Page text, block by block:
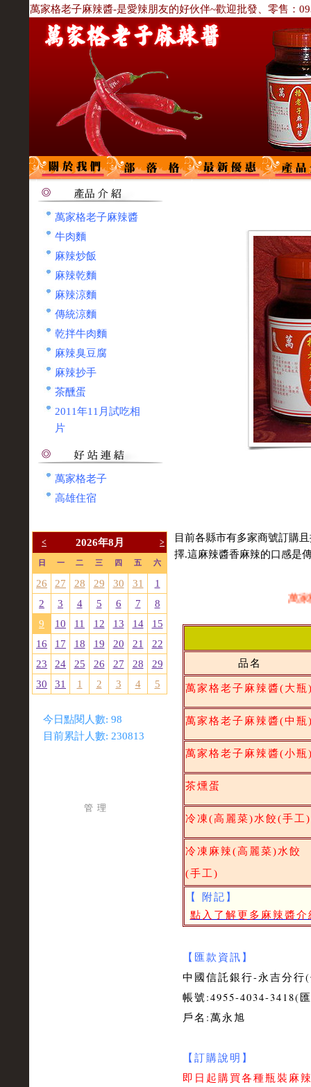
萬家格老子麻辣醬-是愛辣朋友的好伙伴~歡迎批發、零售：
萬家格老子麻辣醬
牛肉麵
麻辣炒飯
麻辣乾麵
麻辣涼麵
傳統涼麵
乾拌牛肉麵
麻辣臭豆腐
麻辣抄手
茶醺蛋
2011年11月試吃相
片
萬家格老子
高雄住宿
< 2026年8月 >
日 一 二 三 四 五 六
26 27 28 29 30 31
1
2
3 4 5 6 7
8
9
10 11 12 13 14
15
16
17 18 19 20 21
22
23
24 25 26 27 28
29
30
31 1 2 3 4 5
今日點閱人數: 98
目前累計人數: 230813
管 理
目前各縣市有多家商號訂購
擇.這麻辣醬香麻辣的口感是
萬家
品名
萬家格老子麻辣醬(大瓶
萬家格老子麻辣醬(中瓶
萬家格老子麻辣醬(小瓶
茶燻蛋
冷凍(高麗菜)水餃(手工)
冷凍麻辣(高麗菜)水餃
(手工)
【 附記】
點入了解更多麻辣醬介
【匯款資訊】
中國信託銀行-永吉分行
帳號:4955-4034-3418(
戶名:萬永旭
【訂購說明】
即日起購買各種瓶裝麻